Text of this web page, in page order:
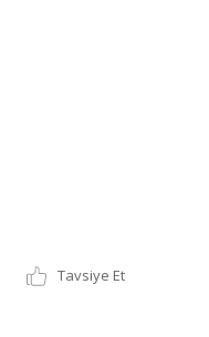
Tavsiye Et